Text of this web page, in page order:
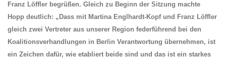
Franz Löffler begrüßen. Gleich zu Beginn der Sitzung machte
Hopp deutlich: „Dass mit Martina Englhardt-Kopf und Franz Löffler
gleich zwei Vertreter aus unserer Region federführend bei den
Koalitionsverhandlungen in Berlin Verantwortung übernehmen, ist
ein Zeichen dafür, wie etabliert beide sind und das ist ein starkes